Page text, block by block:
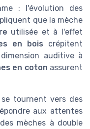
: l'évolution des
que la mèche
utilisée et à l'effet
en bois crépitent
auditive à
en coton assurent
se tournent vers des
aux attentes
mèches à double